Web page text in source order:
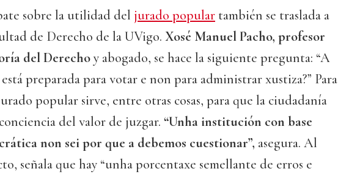
sobre la utilidad del jurado popular también se traslada a
de Derecho de la UVigo. Xosé Manuel Pacho, profesor
del Derechoy abogado, se hace la siguiente pregunta: “A
preparada para votar e non para administrar xustiza?” Para
popular sirve, entre otras cosas, para que la ciudadanía
del valor de juzgar. “Unha institución con base
non sei por que a debemos cuestionar”, asegura. Al
señala que hay “unha porcentaxe semellante de erros e